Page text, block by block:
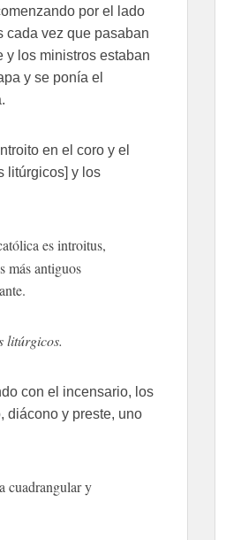
por el lado
cada vez que pasaban
y los ministros estaban
y se ponía el
en el coro y el
litúrgicos] y los
es introitus,
más antiguos
litúrgicos.
con el incensario, los
diácono y preste, uno
cuadrangular y